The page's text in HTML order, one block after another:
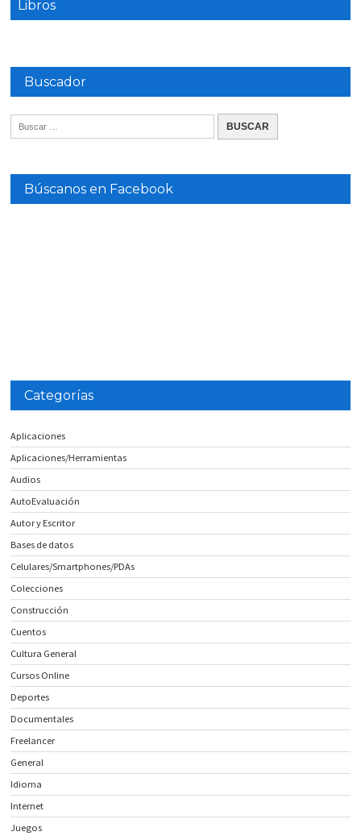
Libros
Buscador
Búscanos en Facebook
Categorías
Aplicaciones
Aplicaciones/Herramientas
Audios
AutoEvaluación
Autor y Escritor
Bases de datos
Celulares/Smartphones/PDAs
Colecciones
Construcción
Cuentos
Cultura General
Cursos Online
Deportes
Documentales
Freelancer
General
Idioma
Internet
Juegos